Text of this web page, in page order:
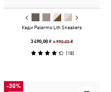
Кеди Palermo Lth Sneakers
3 490,00 ₴4 990,00 ₴
(18)
-30%